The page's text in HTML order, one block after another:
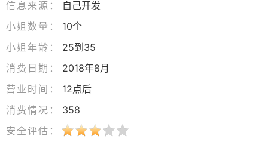
信息来源：
自己开发
小姐数量：
10个
小姐年龄：
25到35
消费日期：
2018年8月
营业时间：
12点后
消费情况：
358
安全评估：